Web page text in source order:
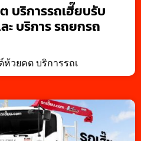
บริการรถเฮี๊ยบรับ
ะ บริการ รถยกรถ
ห้วยคต บริการรถเ